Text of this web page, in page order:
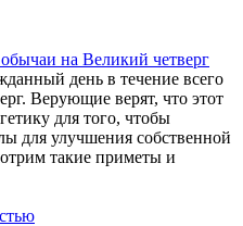
день в течение всего
Верующие верят, что этот
для того, чтобы
для улучшения собственной
такие приметы и